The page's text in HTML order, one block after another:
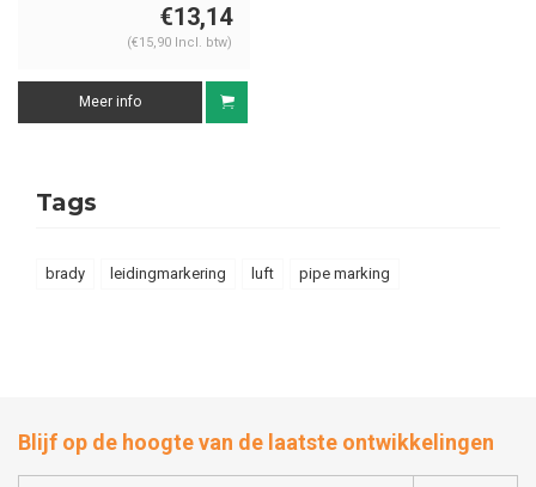
€13,14
(€15,90 Incl. btw)
Meer info
Tags
brady leidingmarkering luft pipe marking
Blijf op de hoogte van de laatste ontwikkelingen